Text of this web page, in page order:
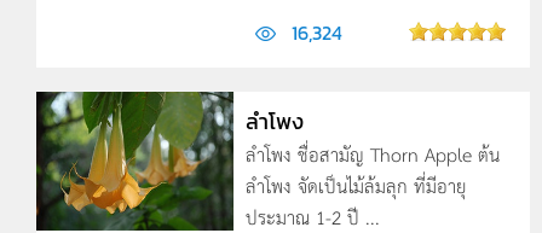
16,324
ลำโพง
ลำโพง ชื่อสามัญ Thorn Apple ต้น
ลำโพง จัดเป็นไม้ล้มลุก ที่มีอายุ
ประมาณ 1-2 ปี ...